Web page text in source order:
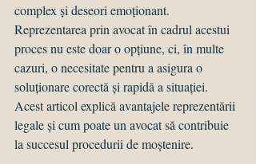
complex și deseori emoționant.
Reprezentarea prin avocat în cadrul acestui
proces nu este doar o opțiune, ci, în multe
cazuri, o necesitate pentru a asigura o
soluționare corectă și rapidă a situației.
Acest articol explică avantajele reprezentării
legale și cum poate un avocat să contribuie
la succesul procedurii de moștenire.